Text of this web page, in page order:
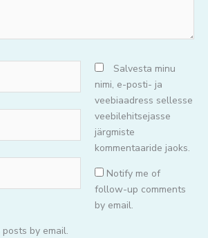
Salvesta minu
nimi, e-posti- ja
veebiaadress sellesse
veebilehitsejasse
järgmiste
kommentaaride jaoks.
Notify me of
follow-up comments
by email.
by email.